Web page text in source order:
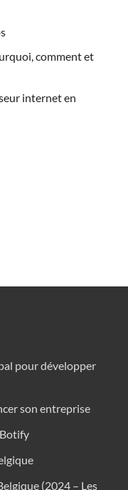
comment et
internet en
pour développer
son entreprise
(2024 – Les